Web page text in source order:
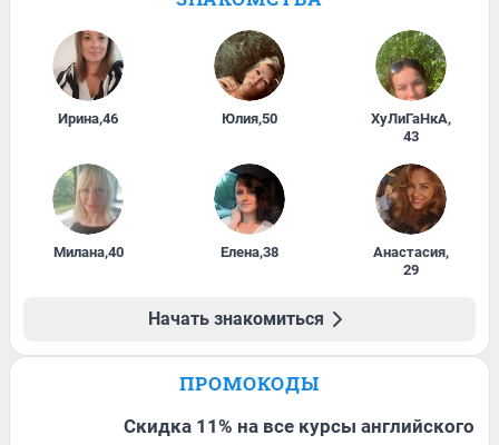
Ирина,46 Юлия,50 ХуЛиГаНкА,
43
Милана,40 Елена,38 Анастасия,
29
Начать знакомиться
ПРОМОКОДЫ
Скидка 11% на все курсы английского